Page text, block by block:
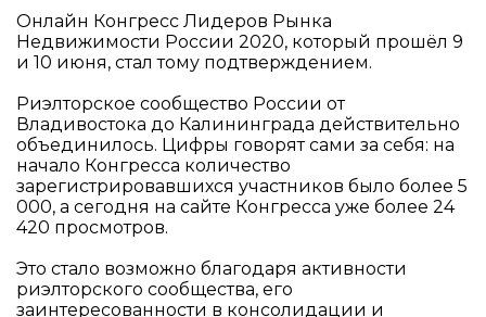
Онлайн Конгресс Лидеров Рынка
Недвижимости России 2020, который прошёл 9
и 10 июня, стал тому подтверждением.
Риэлторское сообщество России от
Владивостока до Калининграда действительно
объединилось. Цифры говорят сами за себя: на
начало Конгресса количество
зарегистрировавшихся участников было более 5
000, а сегодня на сайте Конгресса уже более 24
420 просмотров.
Это стало возможно благодаря активности
риэлторского сообщества, его
заинтересованности в консолидации и